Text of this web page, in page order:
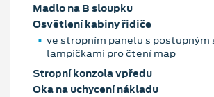
Madlo na B sloupku
Osvětlení kabiny řidiče
ve stropním panelu s postupným
lampičkami pro čtení map
Stropní konzola vpředu
Oka na uchycení nákladu